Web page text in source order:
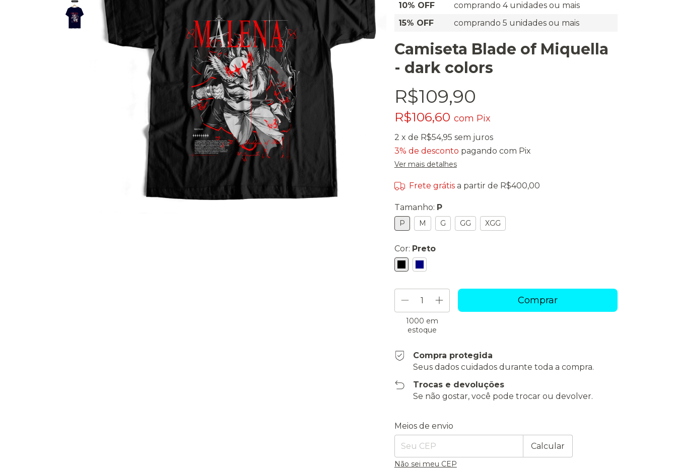
10% OFF
comprando 4 unidades ou mais
15% OFF
comprando 5 unidades ou mais
Camiseta Blade of Miquella
- dark colors
R$109,90
R$106,60 com Pix
2 x de R$54,95 sem juros
3% de desconto pagando com Pix
Ver mais detalhes
Frete grátis a partir de R$400,00
Tamanho: P
P M G GG XGG
Cor: Preto
1000 em
estoque
Compra protegida
Seus dados cuidados durante toda a compra.
Trocas e devoluções
Se não gostar, você pode trocar ou devolver.
Entregas para o CEP:
Meios de envio
Calcular
Não sei meu CEP